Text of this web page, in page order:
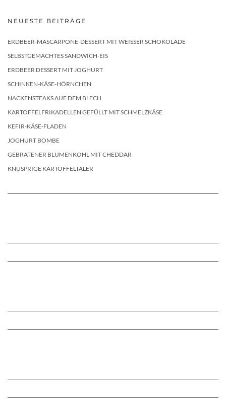
NEUESTE BEITRÄGE
ERDBEER-MASCARPONE-DESSERT MIT WEISSER SCHOKOLADE
SELBSTGEMACHTES SANDWICH-EIS
ERDBEER DESSERT MIT JOGHURT
SCHINKEN-KÄSE-HÖRNCHEN
NACKENSTEAKS AUF DEM BLECH
KARTOFFELFRIKADELLEN GEFÜLLT MIT SCHMELZKÄSE
KEFIR-KÄSE-FLADEN
JOGHURT BOMBE
GEBRATENER BLUMENKOHL MIT CHEDDAR
KNUSPRIGE KARTOFFELTALER